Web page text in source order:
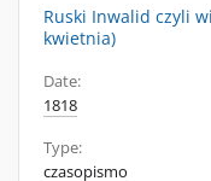
Ruski Inwalid czyli
kwietnia)
Date:
1818
Type:
czasopismo